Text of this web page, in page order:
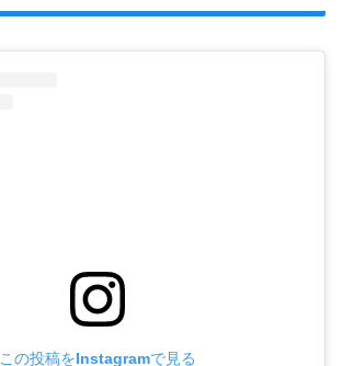
この投稿をInstagramで見る